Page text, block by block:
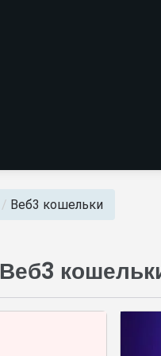
/ Веб3 кошельки
Веб3